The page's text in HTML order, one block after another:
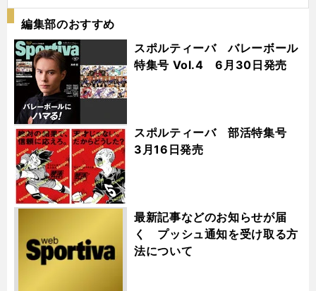
編集部のおすすめ
スポルティーバ バレーボール
特集号 Vol.4 6月30日発売
スポルティーバ 部活特集号
3月16日発売
最新記事などのお知らせが届
く プッシュ通知を受け取る方
法について